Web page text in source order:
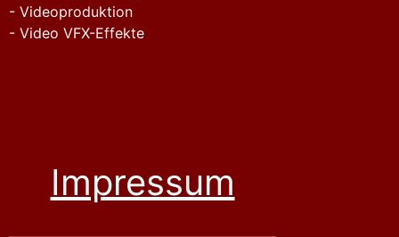
- Videoproduktion
- Video VFX-Effekte
Impressum